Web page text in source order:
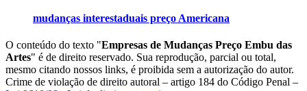
mudanças interestaduais preço Americana
O conteúdo do texto "Empresas de Mudanças Preço Embu das
Artes" é de direito reservado. Sua reprodução, parcial ou total,
mesmo citando nossos links, é proibida sem a autorização do autor.
Crime de violação de direito autoral – artigo 184 do Código Penal –